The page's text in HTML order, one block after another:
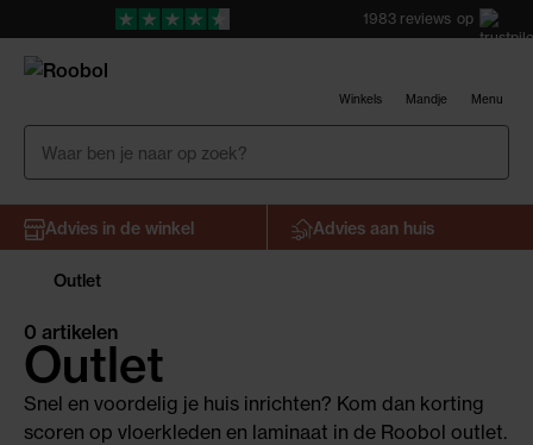
1983 reviews op
Winkels Mandje Menu
Advies in de winkel Advies aan huis
Outlet
Outlet
0 artikelen
Snel en voordelig je huis inrichten? Kom dan korting
scoren op vloerkleden en laminaat in de Roobol outlet.